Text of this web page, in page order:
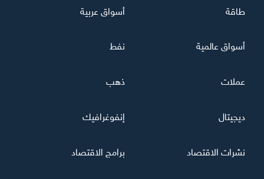
طاقة أسواق عربية
أسواق عالمية نفط
عملات ذهب
ديجيتال إنفوغرافيك
نشرات الاقتصاد برامج الاقتصاد